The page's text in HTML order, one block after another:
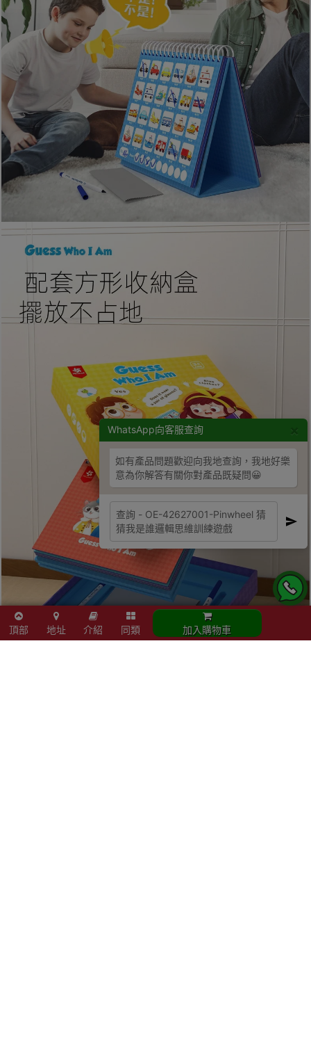
WhatsApp向客服查詢
如有產品問題歡迎向我地查詢，我地好樂
意為你解答有關你對產品既疑問😀
頂部 地址 介紹 同類 加入購物車